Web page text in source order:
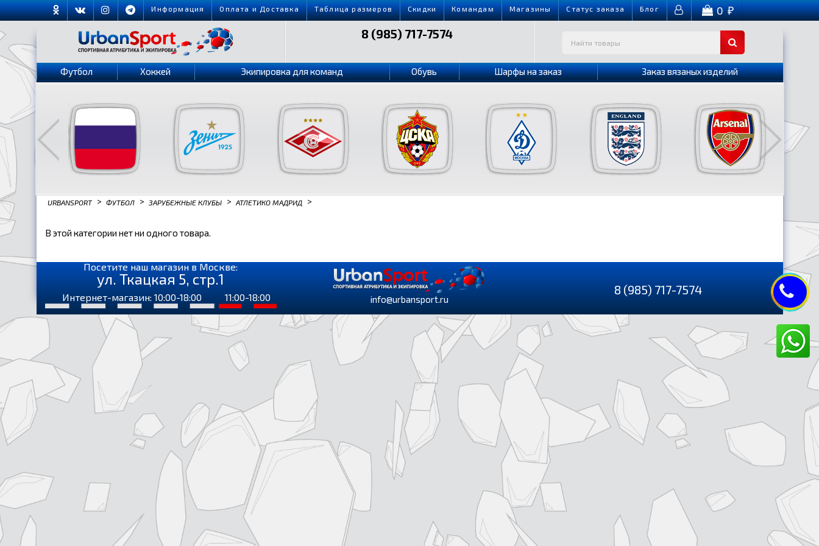
Информация Оплата и Доставка Таблица размеров Скидки Командам Магазины Cтатус заказа Блог 0₽
8 (985) 717-7574
Футбол Хоккей Экипировка для команд Обувь Шарфы на заказ Заказ вязаных изделий
URBANSPORT > ФУТБОЛ > ЗАРУБЕЖНЫЕ КЛУБЫ > АТЛЕТИКО МАДРИД >
В этой категории нет ни одного товара.
Посетите наш магазин в Москве:
ул. Ткацкая 5, стр.1
Интернет-магазин: 10:00-18:00 11:00-18:00 info@urbansport.ru
8 (985) 717-7574